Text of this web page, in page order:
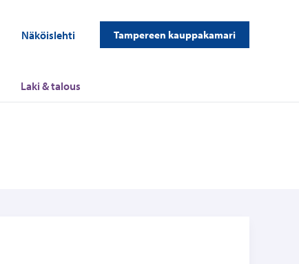
Näköislehti Tampereen kauppakamari
Laki & talous